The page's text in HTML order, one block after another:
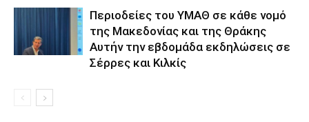
Περιοδείες του ΥΜΑΘ σε κάθε νομό
της Μακεδονίας και της Θράκης
Αυτήν την εβδομάδα εκδηλώσεις σε
Σέρρες και Κιλκίς